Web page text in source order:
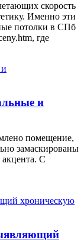
скорость
Именно эти
потолки в СПб
где
и
помещение,
замаскированы
акцента. С